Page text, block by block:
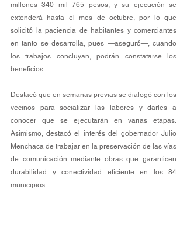
millones 340 mil 765 pesos, y su ejecución se
extenderá hasta el mes de octubre, por lo que
solicitó la paciencia de habitantes y comerciantes
en tanto se desarrolla, pues —aseguró—, cuando
los trabajos concluyan, podrán constatarse los
beneficios.
Destacó que en semanas previas se dialogó con los
vecinos para socializar las labores y darles a
conocer que se ejecutarán en varias etapas.
Asimismo, destacó el interés del gobernador Julio
Menchaca de trabajar en la preservación de las vías
de comunicación mediante obras que garanticen
durabilidad y conectividad eficiente en los 84
municipios.